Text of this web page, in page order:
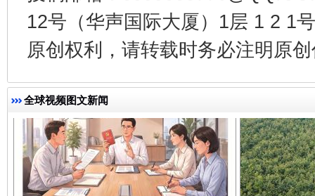
12号（华声国际大厦）1层 1 2 1
原创权利，请转载时务必注明原
全球视频图文新闻
揭开“小金库”的免责幌子